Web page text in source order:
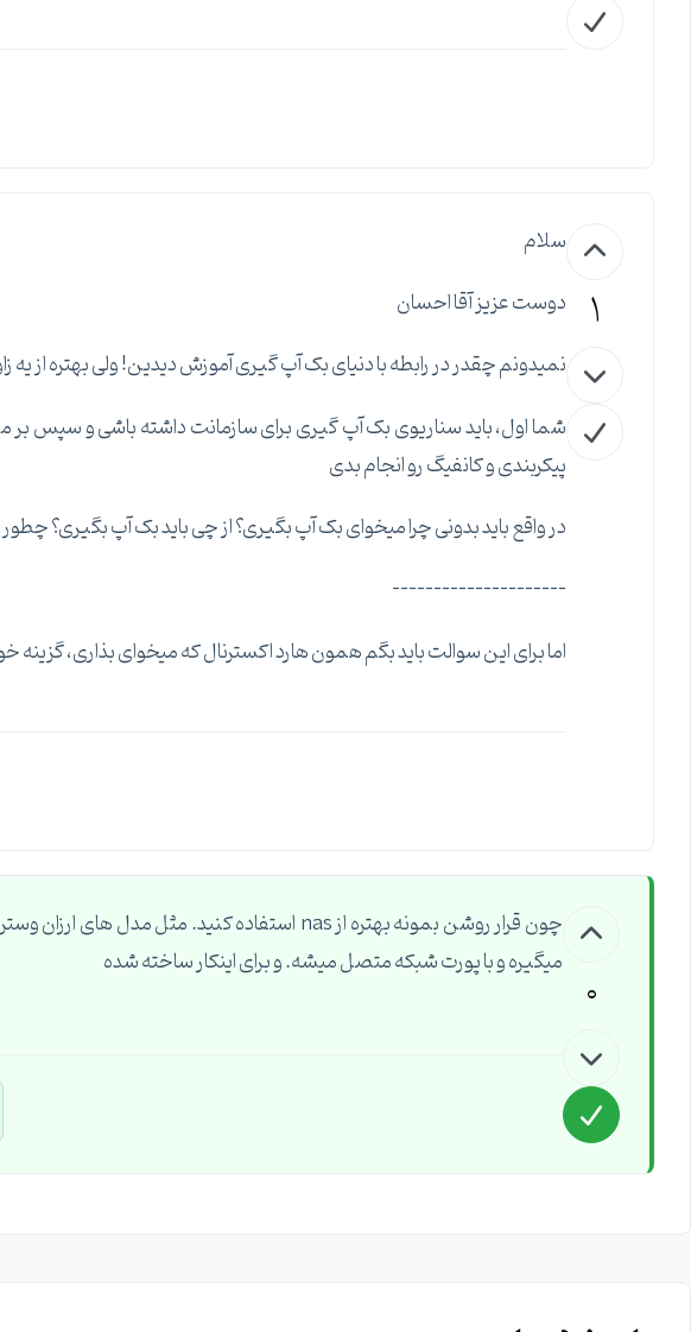
1
سلام
دوست عزیز آقا احسان
نمیدونم چقدر در رابطه با دنیای بک آپ گیری آموزش دیدین! ولی بهتره از یه
شما اول، باید سناریوی بک آپ گیری برای سازمانت داشته باشی و سپس بر
پیکربندی و کانفیگ رو انجام بدی
در واقع باید بدونی چرا میخوای بک آپ بگیری؟ از چی باید بک آپ بگیری؟
---------------------
اما برای این سوالت باید بگم همون هارد اکسترنال که میخوای بذاری، گزینه
0
میگیره و با پورت شبکه متصل میشه. و برای اینکار ساخته شده